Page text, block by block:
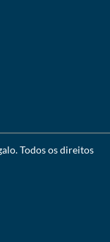
. Todos os direitos